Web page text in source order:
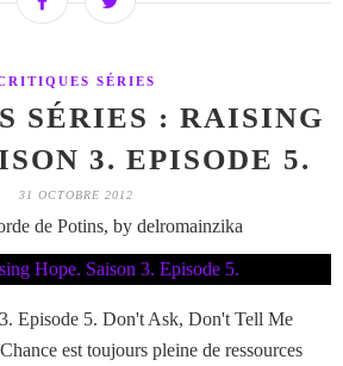
SÉRIES
SÉRIES : RAISING
3. EPISODE 5.
31 OCTOBRE 2012
de Potins, by delromainzika
Episode 5. Don't Ask, Don't Tell Me
est toujours pleine de ressources